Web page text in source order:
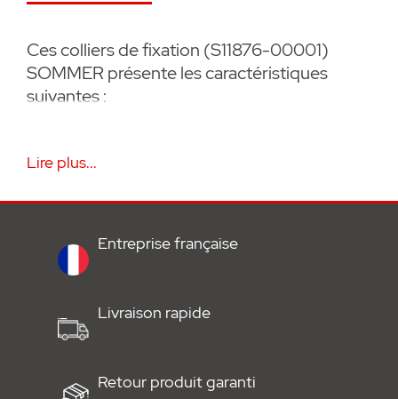
Ces colliers de fixation (S11876-00001)
SOMMER présente les caractéristiques
suivantes :
• Pour la pose des câbles
épaisseurs de tôle de 1,5–2,5 mm
Lire plus...
Entreprise française
Livraison rapide
Retour produit garanti